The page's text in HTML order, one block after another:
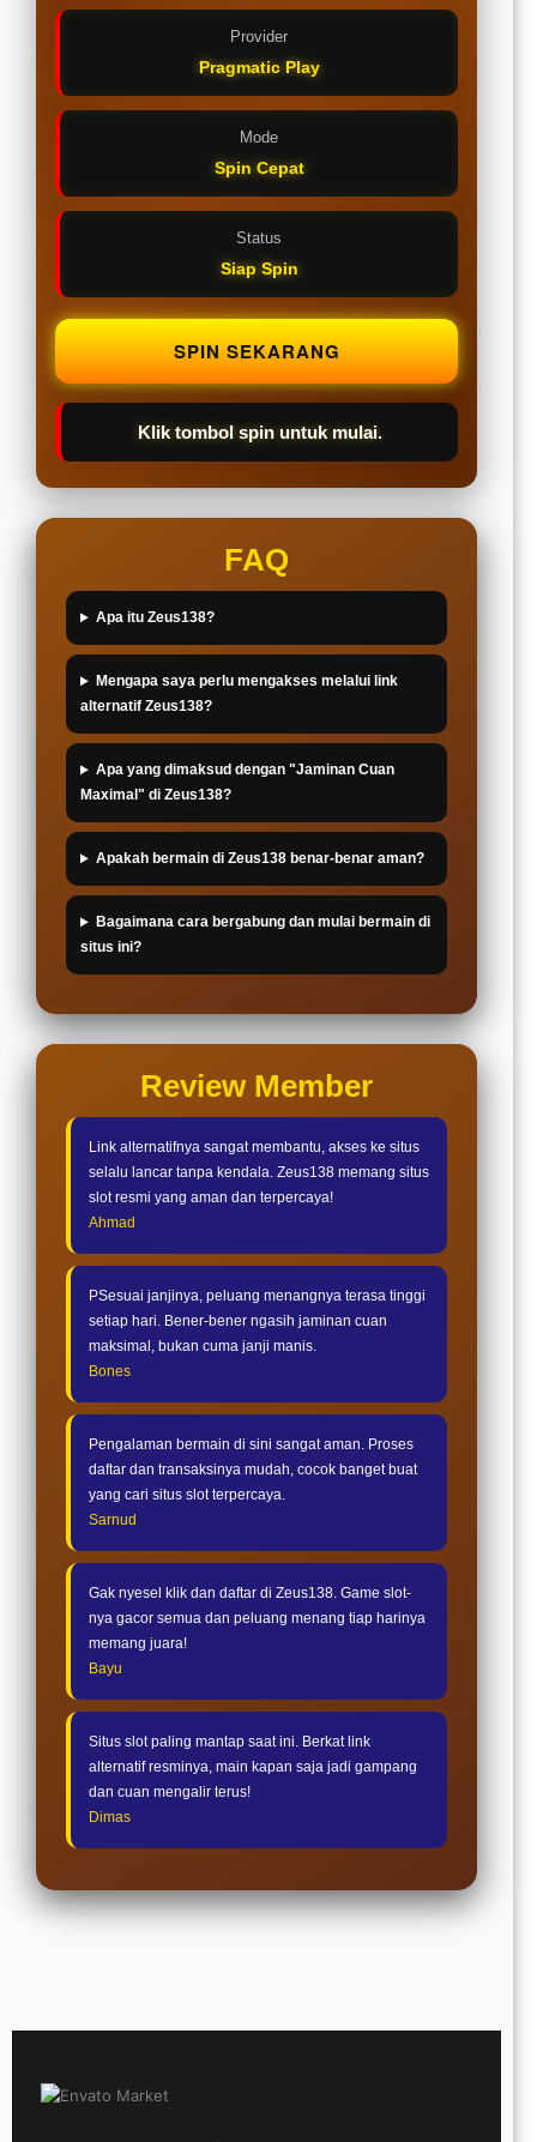
Provider
Pragmatic Play
Mode
Spin Cepat
Status
Siap Spin
SPIN SEKARANG
Klik tombol spin untuk mulai.
FAQ
Apa itu Zeus138?
Mengapa saya perlu mengakses melalui link
alternatif Zeus138?
Apa yang dimaksud dengan "Jaminan Cuan
Maximal" di Zeus138?
Apakah bermain di Zeus138 benar-benar aman?
Bagaimana cara bergabung dan mulai bermain di
situs ini?
Review Member
Link alternatifnya sangat membantu, akses ke situs
selalu lancar tanpa kendala. Zeus138 memang situs
slot resmi yang aman dan terpercaya!
Ahmad
PSesuai janjinya, peluang menangnya terasa tinggi
setiap hari. Bener-bener ngasih jaminan cuan
maksimal, bukan cuma janji manis.
Bones
Pengalaman bermain di sini sangat aman. Proses
daftar dan transaksinya mudah, cocok banget buat
yang cari situs slot terpercaya.
Sarnud
Gak nyesel klik dan daftar di Zeus138. Game slot-
nya gacor semua dan peluang menang tiap harinya
memang juara!
Bayu
Situs slot paling mantap saat ini. Berkat link
alternatif resminya, main kapan saja jadi gampang
dan cuan mengalir terus!
Dimas